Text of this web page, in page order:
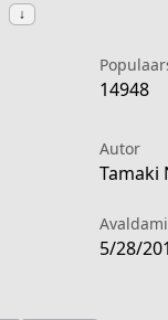
↓
14948
Autor
Tamaki
5/28/